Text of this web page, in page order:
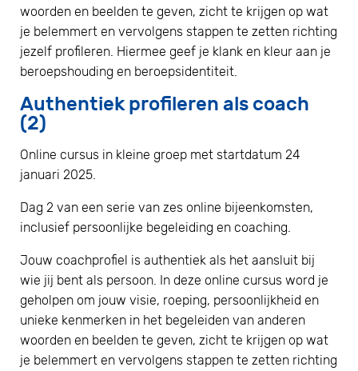
woorden en beelden te geven, zicht te krijgen op wat
je belemmert en vervolgens stappen te zetten richting
jezelf profileren. Hiermee geef je klank en kleur aan je
beroepshouding en beroepsidentiteit.
Authentiek profileren als coach
(2)
Online cursus in kleine groep met startdatum 24
januari 2025.
Dag 2 van een serie van zes online bijeenkomsten,
inclusief persoonlijke begeleiding en coaching.
Jouw coachprofiel is authentiek als het aansluit bij
wie jij bent als persoon. In deze online cursus word je
geholpen om jouw visie, roeping, persoonlijkheid en
unieke kenmerken in het begeleiden van anderen
woorden en beelden te geven, zicht te krijgen op wat
je belemmert en vervolgens stappen te zetten richting